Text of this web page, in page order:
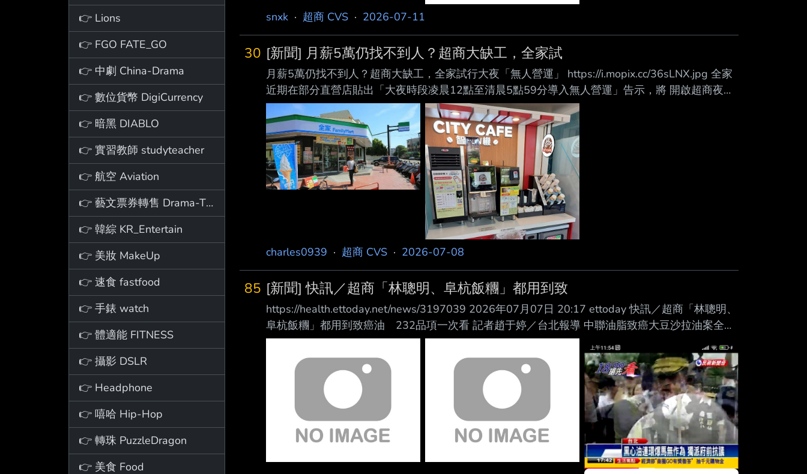
👉 Lions
👉 FGO FATE_GO
👉 中劇 China-Drama
👉 數位貨幣 DigiCurrency
👉 暗黑 DIABLO
👉 實習教師 studyteacher
👉 航空 Aviation
👉 藝文票券轉售 Drama-Ticket
👉 韓綜 KR_Entertain
👉 美妝 MakeUp
👉 速食 fastfood
👉 手錶 watch
👉 體適能 FITNESS
👉 攝影 DSLR
👉 Headphone
👉 嘻哈 Hip-Hop
👉 轉珠 PuzzleDragon
👉 美食 Food
snxk · 超商 CVS · 2026-07-11
30 [新聞] 月薪5萬仍找不到人？超商大缺工，全家試
月薪5萬仍找不到人？超商大缺工，全家試行大夜「無人營運」 https://i.mopix.cc/36sLNX.jpg 全家
近期在部分直營店貼出「大夜時段凌晨12點至清晨5點59分導入無人營運」告示，將 開啟超商夜間
營運的新模式。 (來源：Dreamstime/典匠影像) 撰文者：中央社 中央社 2026/07/07 零售業大缺工
時代來臨，全家便利商店近期計畫在部分直營店導入大夜班無人營運模式， 要以科技緩解人力瓶
頸；台灣連鎖暨加盟協會秘書長洪雅齡直言，「台灣人對24小時營運 的理所當然，逐漸變珍貴。」
她說
charles0939 · 超商 CVS · 2026-07-08
85 [新聞] 快訊／超商「林聰明、阜杭飯糰」都用到致
https://health.ettoday.net/news/3197039 2026年07月07日 20:17 ettoday 快訊／超商「林聰明、
阜杭飯糰」都用到致癌油 232品項一次看 記者趙于婷／台北報導 中聯油脂致癌大豆沙拉油案全面
擴大下架，食藥署今公布232項受影響產品，其中有不少 由聯華食品代工的超商食物，如「林聰明
雞肉飯糰、阜杭豆漿的飯糰」，其它知名產品還 有「桂冠沙拉、味全多款醬料、廣達香素食香鬆」
等。 衛福部部長石崇良今下午在記者會上表示，為確保食安，不分比例「232項產品」全數預